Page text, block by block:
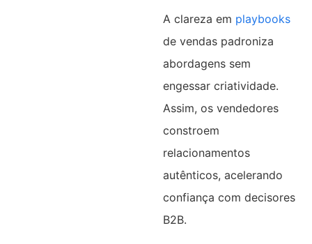
A clareza em playbooks
de vendas padroniza
abordagens sem
engessar criatividade.
Assim, os vendedores
constroem
relacionamentos
autênticos, acelerando
confiança com decisores
B2B.